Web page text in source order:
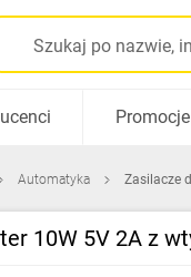
Promocje
Automatyka Zasilacze
10W 5V 2A z